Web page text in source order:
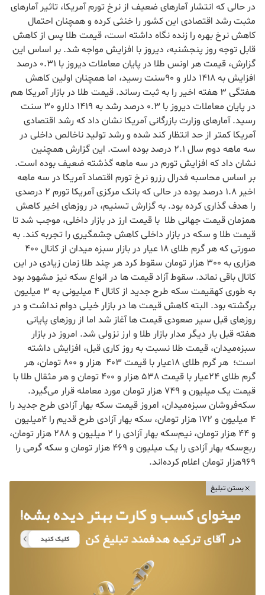
در حالی که انتشار آمارهای ضعیف از نرخ تورم آمریکا، تاثیر آمارهای
مثبت رشد اقتصادی این کشور را خنثی کرده و همچنان احتمال
کاهش نرخ بهره را زنده نگاه داشته است، قیمت طلا پس از کاهش
قابل توجه روز پنجشنبه، دیروز با افزایش مواجه شد. بر اساس این
گزارش، قیمت هر اونس طلا در پایان معاملات دیروز با 0.31 درصد
افزایش به 1418 دلار و 90سنت رسید، اما همچنان اولین کاهش
هفتگی 3 هفته اخیر را به ثبت رساند. قیمت طلا در بازار آمریکا هم
در پایان معاملات دیروز با 0.3 درصد رشد به 1419 دلارو 30 سنت
رسید. آمارهای وزارت بازرگانی آمریکا نشان داد که رشد اقتصادی
آمریکا کمتر از حد انتظار کند شده و رشد تولید ناخالص داخلی در
سه ماهه دوم سال 2.1 درصد بوده است. این گزارش همچنین
نشان داد که افزایش تورم در سه ماهه گذشته ضعیف بوده است.
بر اساس محاسبه فدرال رزرو نرخ تورم اقتصاد آمریکا در سه ماهه
اخیر 1.8 درصد بوده در حالی که بانک مرکزی آمریکا تورم 2 درصدی
را هدف گذاری کرده بود. به گزارش تسنیم، در روزهای اخیر کاهش
همزمان قیمت جهانی طلا با قیمت ارز در بازار داخلی، موجب شد تا
قیمت طلا و سکه در بازار داخلی کاهش چشمگیری را تجربه کند. به
صورتی که هر گرم طلای 18 عیار در بازار سبزه میدان از کانال 400
هزاری به 300 هزار تومان سقوط کرد هر چند طلا زمان زیادی در این
کانال باقی نماند. سقوط آزاد قیمت ها در انواع سکه نیز مشهود بود
به طوری کهقیمت سکه طرح جدید از کانال 4 میلیونی به 3 میلیون
برگشته بود. البته کاهش قیمت ها در بازار خیلی دوام نداشت و در
روزهای قبل سیر صعودی قیمت ها آغاز شد اما از روزهای پایانی
هفته قبل بار دیگر مدار بازار طلا و ارز نزولی شد. امروز در بازار
سبزه‌میدان، قیمت طلا نسبت به روز کاری قبل، افزایش داشته
است؛ هر گرم طلای 18عیار با قیمت 403 هزار و 800 تومان، هر
گرم طلای 24عیار با قیمت 538 هزار و 400 تومان و هر مثقال طلا با
قیمت یک میلیون و 749 هزار تومان مورد معامله قرار می‌گیرد.
سکه‌فروشان سبزه‌میدان، امروز قیمت سکه بهار آزادی طرح جدید را
4 میلیون و 172 هزار تومان، سکه بهار آزادی طرح قدیم را 4میلیون
و 44 هزار تومان، نیم‌سکه بهار آزادی را 2 میلیون و 288 هزار تومان،
ربع‌سکه بهار آزادی را یک میلیون و 469 هزار تومان و سکه گرمی را
969هزار تومان اعلام کرده‌اند.
بستن تبلیغ